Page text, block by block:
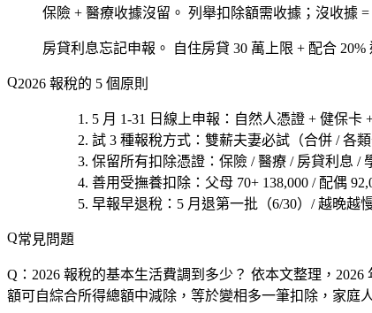
保險 + 醫療收據沒留。 列舉扣除額需收據；沒收據 =
房貸利息忘記申報。 自住房貸 30 萬上限 + 配合 20%
2026 報稅的 5 個原則
5 月 1-31 日線上申報 ：自然人憑證 + 健保卡
試 3 種報稅方式 ：雙薪夫妻必試（合併 / 各
保留所有扣除憑證 ：保險 / 醫療 / 房貸利息 /
善用受撫養扣除 ：父母 70+ 138,000 / 配偶
早報早退稅 ：5 月退第一批（6/30）/ 越晚越
常見問題
Q：2026 報稅的基本生活費調到多少？ 依本文整理，2026
額可自綜合所得總額中減除，等於變相多一筆扣除，家庭